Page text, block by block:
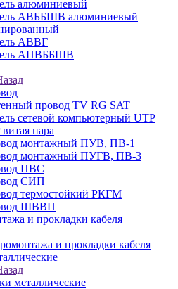
алюминиевый
АВББШВ алюминиевый
АВВГ
АПВББШВ
провод TV RG SAT
сетевой компьютерный UTP
пара
монтажный ПУВ, ПВ-1
монтажный ПУГВ, ПВ-3
ПВС
СИП
термостойкий РКГМ
ШВВП
и прокладки кабеля
и прокладки кабеля
металлические